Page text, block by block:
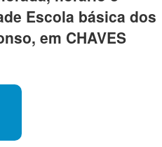
Escola básica dos
em CHAVES